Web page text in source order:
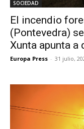
SOCIEDAD
El incendio
(Pontevedra)
Xunta apunta a
Europa Press - 31 julio,